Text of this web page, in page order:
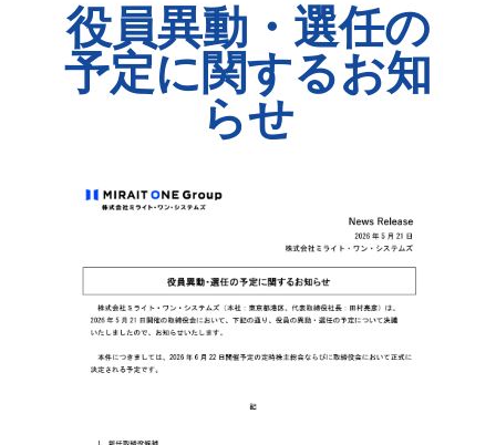
役員異動・選任の
予定に関するお知
らせ